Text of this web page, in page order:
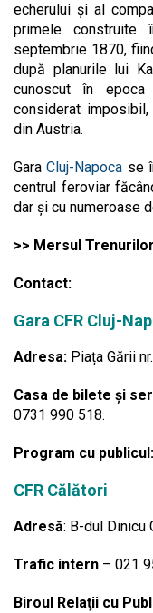
echerului şi al
primele
septembrie 1870,
după planurile lui
cunoscut în
considerat
din Austria.
GaraCluj-Napoca se
centrul feroviar
dar şi cu numeroase
>> Mersul
Contact:
Gara CFR Cluj-
Adresa: Piața Gării
Casa de bilete și
0731 990 518.
Program cu publicul:
CFR Călători
Adresă: B-dul Dinicu
Trafic intern – 021
Biroul Relaţii cu